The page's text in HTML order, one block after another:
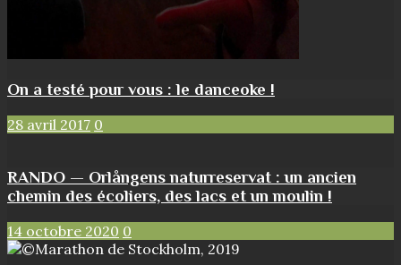
On a testé pour vous : le danceoke !
28 avril 2017 0
RANDO — Orlångens naturreservat : un ancien
chemin des écoliers, des lacs et un moulin !
14 octobre 2020 0